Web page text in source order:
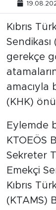
Kıbrıs
Sendikası
gerekçe
amacıyla
(KHK)
Eylemde
KTOEÖS
Sekreter
Emekçi
Kıbrıs
(KTAMS)